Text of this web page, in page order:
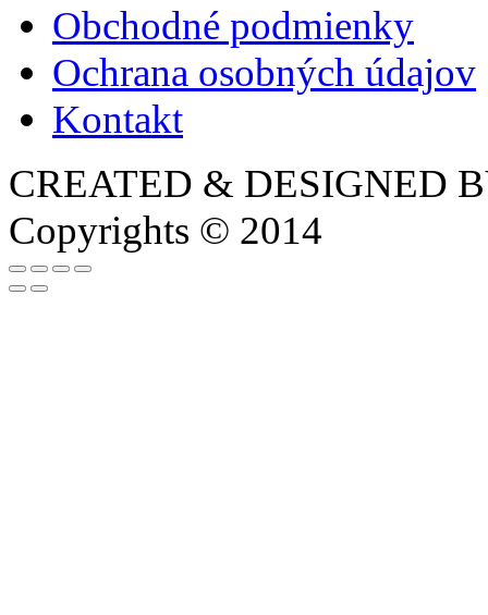
Obchodné podmienky
Ochrana osobných údajov
Kontakt
CREATED & DESIGNED
Copyrights © 2014